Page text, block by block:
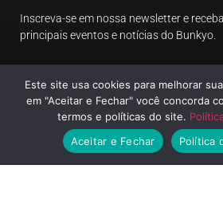
Inscreva-se em nossa newsletter e
principais eventos e notícias do Bunkyo.
ENVIAR
Este site usa cookies para melhorar
em "Aceitar e Fechar" você concorda
termos e políticas do site.
Aceitar e Fechar
Política